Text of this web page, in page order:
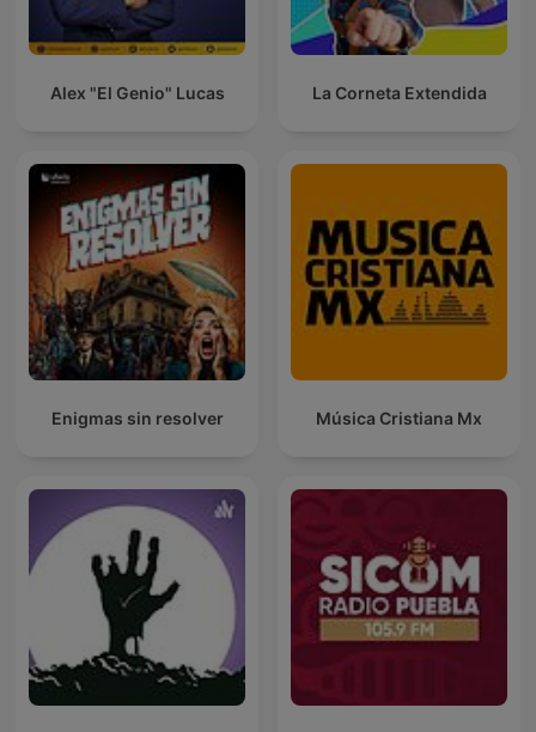
Alex "El Genio" Lucas La Corneta Extendida
Enigmas sin resolver Música Cristiana Mx